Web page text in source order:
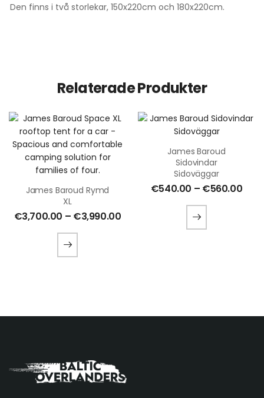
Den finns i två storlekar, 150x220cm och 180x220cm.
Relaterade Produkter
James Baroud Rymd
XL
€3,700.00 – €3,990.00
James Baroud
Sidovindar
Sidoväggar
€540.00 – €560.00